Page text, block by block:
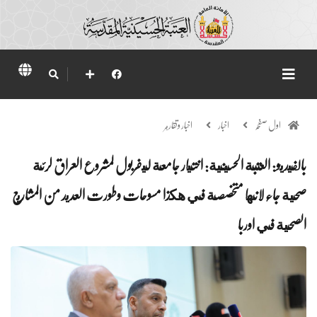
اول صفحہ اخبار اخبار وتقارير
بالفيديو: العتبة الحسينية: اختيار جامعة ليفربول لمشروع العراق لرئة
صحية جاء لانها متخصصة في هكذا مسوحات وطورت العديد من المشاريع
الصحية في اوربا